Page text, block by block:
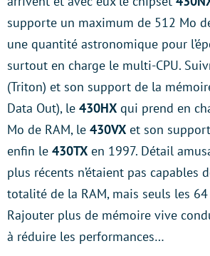
supporte un maximum de 512 Mo
une quantité astronomique pour
surtout en charge le multi-CPU.
(Triton) et son support de la
Data Out), le 430HX qui prend en
Mo de RAM, le 430VX et son
enfin le 430TX en 1997. Détail
plus récents n’étaient pas capables
totalité de la RAM, mais seuls les
Rajouter plus de mémoire vive
à réduire les performances…